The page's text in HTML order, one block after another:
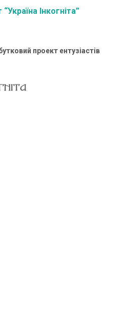
Інкогніта”
проект ентузіастів